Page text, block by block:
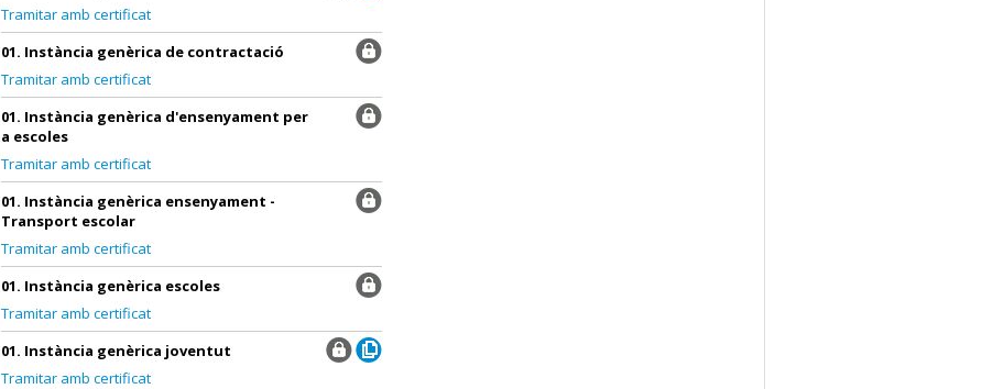
Tramitar amb certificat
01. Instància genèrica de contractació
Tramitar amb certificat
01. Instància genèrica d'ensenyament per
a escoles
Tramitar amb certificat
01. Instància genèrica ensenyament -
Transport escolar
Tramitar amb certificat
01. Instància genèrica escoles
Tramitar amb certificat
01. Instància genèrica joventut
Tramitar amb certificat